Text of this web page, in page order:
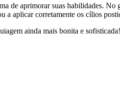
de aprimorar suas habilidades.
a aplicar corretamente os cílios
ainda mais bonita e sofisticada!